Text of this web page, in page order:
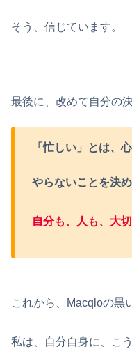
そう、信じています。
最後に、改めて自分の
「忙しい」とは、
やらないことを決め
自分も、人も、大切
これから、Macqloの黒
私は、自分自身に、こ